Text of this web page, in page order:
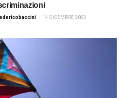
14 DICEMBRE 2023